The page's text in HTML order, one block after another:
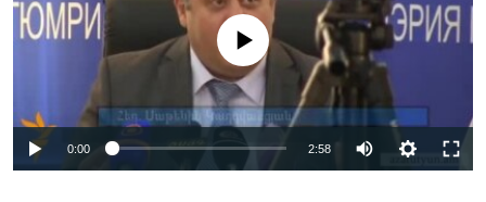
ՄԻՋԱԶԳԱՅԻՆ
ՄՇԱԿՈՒՅԹ
ՄԵԿՆԱԲԱՆՈՒԹՅՈՒՆ
ՏՏ ԵՒ ԻՆՏԵՐՆԵՏ
No media source currently available
0:00 2:58